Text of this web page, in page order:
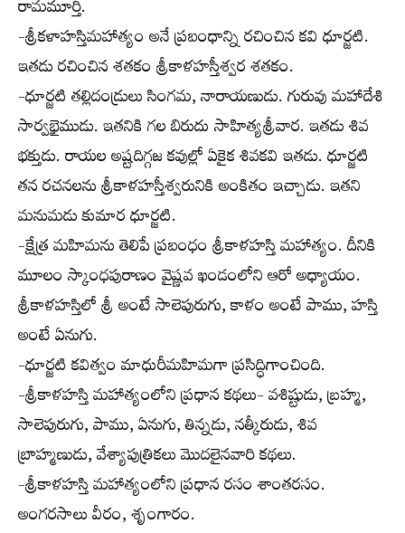
రామమూర్తి.
-శ్రీకళాహస్తిమహాత్యం అనే ప్రబంధాన్ని రచించిన కవి ధూర్జటి.
ఇతడు రచించిన శతకం శ్రీకాళహస్తీశ్వర శతకం.
-ధూర్జటి తల్లిదండ్రులు సింగమ, నారాయణుడు. గురువు మహాదేశి
సార్వభైముడు. ఇతనికి గల బిరుదు సాహిత్యశ్రీవార. ఇతడు శివ
భక్తుడు. రాయల అష్టదిగ్గజ కవుల్లో ఏకైక శివకవి ఇతడు. ధూర్జటి
తన రచనలను శ్రీకాళహస్తీశ్వరునికి అంకితం ఇచ్చాడు. ఇతని
మనుమడు కుమార ధూర్జటి.
-క్షేత్ర మహిమను తెలిపే ప్రబంధం శ్రీకాళహస్తి మహాత్యం. దీనికి
మూలం స్కాంధపురాణం వైష్ణవ ఖండంలోని ఆరో అధ్యాయం.
శ్రీకాళహస్తిలో శ్రీ అంటే సాలెపురుగు, కాళం అంటే పాము, హస్తి
అంటే ఏనుగు.
-ధూర్జటి కవిత్వం మాధురీమహిమగా ప్రసిద్ధిగాంచింది.
-శ్రీకాళహస్తి మహాత్యంలోని ప్రధాన కథలు- వశిష్టుడు, బ్రహ్మ,
సాలెపురుగు, పాము, ఏనుగు, తిన్నడు, నత్కీరుడు, శివ
బ్రాహ్మణుడు, వేశ్యాపుత్రికలు మొదలైనవారి కథలు.
-శ్రీకాళహస్తి మహాత్యంలోని ప్రధాన రసం శాంతరసం.
అంగరసాలు వీరం, శృంగారం.